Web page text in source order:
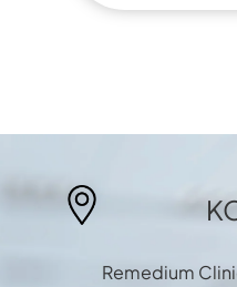
Remedium